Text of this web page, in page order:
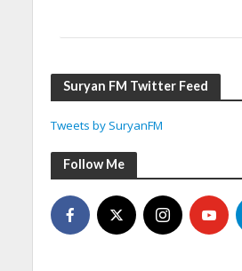
Suryan FM Twitter Feed
Tweets by SuryanFM
Follow Me